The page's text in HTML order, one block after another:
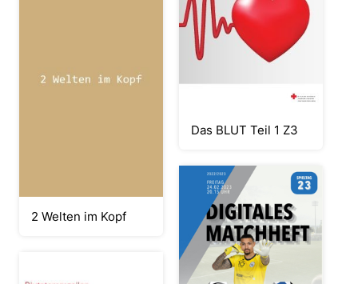
2 Welten im Kopf
Das BLUT Teil 1 Z3